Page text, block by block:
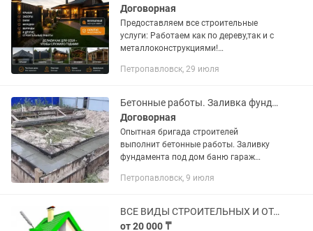
Договорная
Предоставляем все строительные
услуги: Работаем как по дереву,так и с
металлоконструкциями!
Заборы,крыши! Все по договоренности!
Петропавловск, 29 июля
Бетонные работы. Заливка фундамента
Договорная
Опытная бригада строителей
выполнит бетонные работы. Заливку
фундамента под дом баню гараж
Петропавловск, 9 июля
ВСЕ ВИДЫ СТРОИТЕЛЬНЫХ И ОТДЕЛОЧНЫХ РАБОТ
от 20 000 ₸